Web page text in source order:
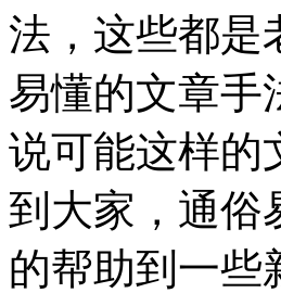
法，这些都是
易懂的文章手
说可能这样的
到大家，通俗
的帮助到一些